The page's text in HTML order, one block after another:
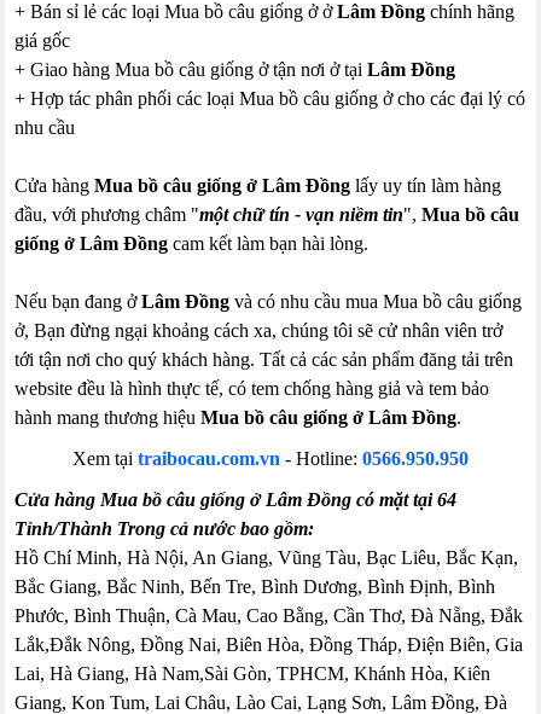
+ Bán sỉ lẻ các loại Mua bồ câu giống ở ởLâm Đồng chính hãng
giá gốc
+ Giao hàng Mua bồ câu giống ở tận nơi ở tạiLâm Đồng
+ Hợp tác phân phối các loại Mua bồ câu giống ở cho các đại lý có
nhu cầu
Cửa hàngMua bồ câu giống ở Lâm Đồng lấy uy tín làm hàng
đầu, với phương châm "một chữ tín - vạn niềm tin",Mua bồ câu
giống ở Lâm Đồng cam kết làm bạn hài lòng.
Nếu bạn đang ởLâm Đồng và có nhu cầu mua Mua bồ câu giống
ở, Bạn đừng ngại khoảng cách xa, chúng tôi sẽ cử nhân viên trở
tới tận nơi cho quý khách hàng. Tất cả các sản phẩm đăng tải trên
website đều là hình thực tế, có tem chống hàng giả và tem bảo
hành mang thương hiệuMua bồ câu giống ở Lâm Đồng.
Xem tại traibocau.com.vn - Hotline: 0566.950.950
Cửa hàng Mua bồ câu giống ở Lâm Đồng có mặt tại 64
Tỉnh/Thành Trong cả nước bao gồm:
Hồ Chí Minh, Hà Nội, An Giang, Vũng Tàu, Bạc Liêu, Bắc Kạn,
Bắc Giang, Bắc Ninh, Bến Tre, Bình Dương, Bình Định, Bình
Phước, Bình Thuận, Cà Mau, Cao Bằng, Cần Thơ, Đà Nẵng, Đắk
Lắk,Đắk Nông, Đồng Nai, Biên Hòa, Đồng Tháp, Điện Biên, Gia
Lai, Hà Giang, Hà Nam,Sài Gòn, TPHCM, Khánh Hòa, Kiên
Giang, Kon Tum, Lai Châu, Lào Cai, Lạng Sơn, Lâm Đồng, Đà